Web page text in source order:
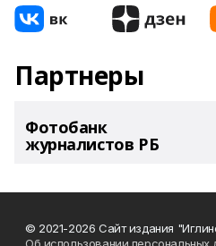
Партнеры
Фотобанк
журналистов РБ
© 2021-2026 Сайт издания